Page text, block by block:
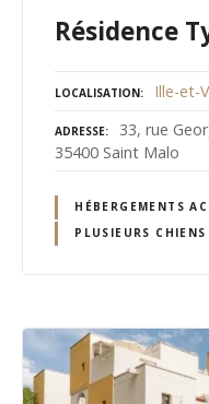
Résidence
LOCALISATION Ille-et-
ADRESSE
33, rue
35400 Saint Malo
HÉBERGEMENTS
PLUSIEURS CHIENS